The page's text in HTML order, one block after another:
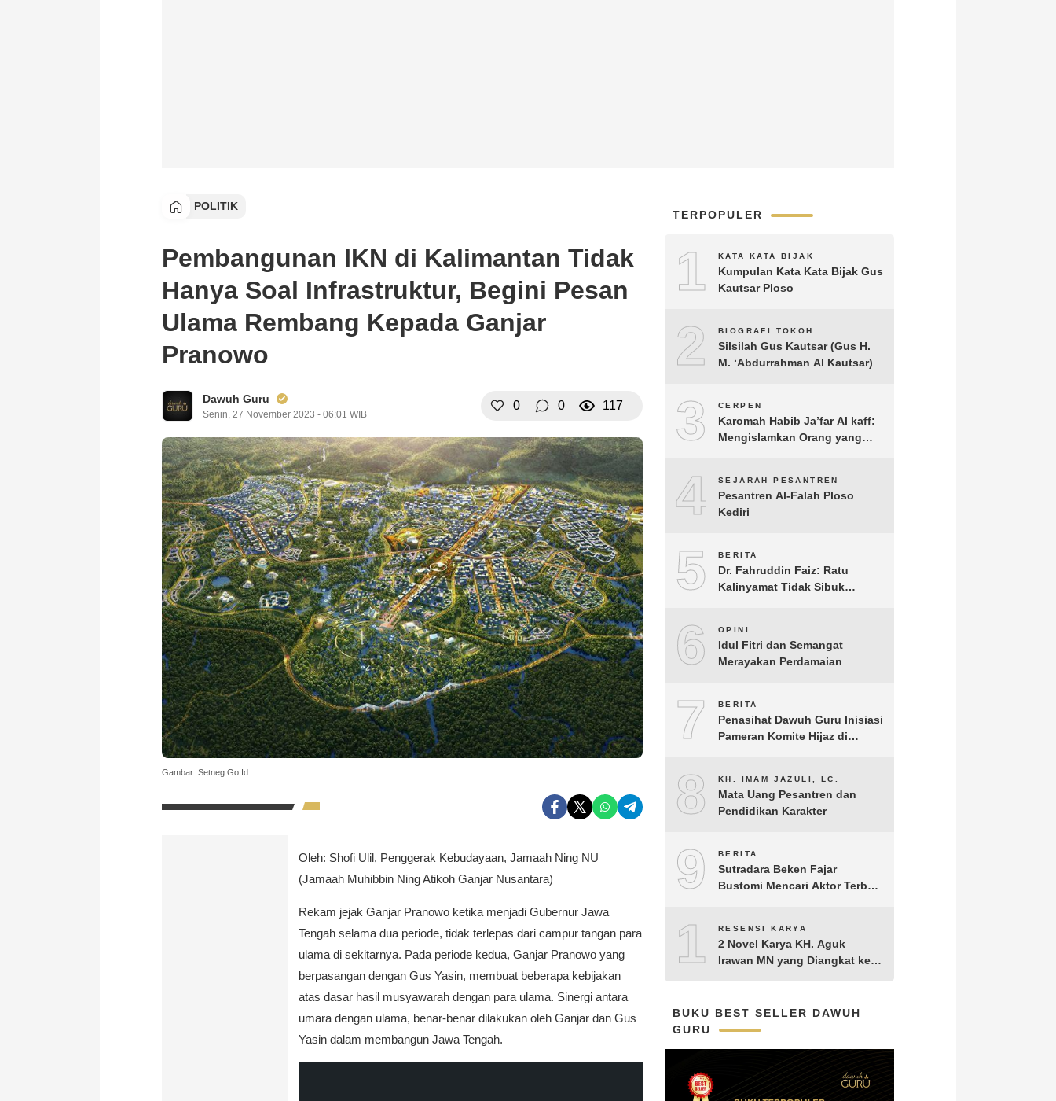
POLITIK
Pembangunan IKN di Kalimantan Tidak
Hanya Soal Infrastruktur, Begini Pesan
Ulama Rembang Kepada Ganjar
Pranowo
Dawuh Guru
Senin, 27 November 2023 - 06:01 WIB
0 0 117
Gambar: Setneg Go Id
Oleh: Shofi Ulil, Penggerak Kebudayaan, Jamaah Ning NU
(Jamaah Muhibbin Ning Atikoh Ganjar Nusantara)
Rekam jejak Ganjar Pranowo ketika menjadi Gubernur Jawa
Tengah selama dua periode, tidak terlepas dari campur tangan para
ulama di sekitarnya. Pada periode kedua, Ganjar Pranowo yang
berpasangan dengan Gus Yasin, membuat beberapa kebijakan
atas dasar hasil musyawarah dengan para ulama. Sinergi antara
umara dengan ulama, benar-benar dilakukan oleh Ganjar dan Gus
Yasin dalam membangun Jawa Tengah.
TERPOPULER
1 KATA KATA BIJAK
Kumpulan Kata Kata Bijak Gus
Kautsar Ploso
2 BIOGRAFI TOKOH
Silsilah Gus Kautsar (Gus H.
M. ‘Abdurrahman Al Kautsar)
3 CERPEN
Karomah Habib Ja’far Al kaff:
Mengislamkan Orang yang
4 SEJARAH PESANTREN
Pesantren Al-Falah Ploso
Kediri
5 BERITA
Dr. Fahruddin Faiz: Ratu
Kalinyamat Tidak Sibuk
Perekonomian Rakyatnya
6 OPINI
Idul Fitri dan Semangat
Merayakan Perdamaian
7 BERITA
Penasihat Dawuh Guru Inisiasi
Pameran Komite Hijaz di
8 KH. IMAM JAZULI, LC.
Mata Uang Pesantren dan
Pendidikan Karakter
9 BERITA
Sutradara Beken Fajar
Bustomi Mencari Aktor Terbaik
KH. Hasyim Asy’ari karya KH.
Aguk Irawan MN
10RESENSI KARYA
2 Novel Karya KH. Aguk
Irawan MN yang Diangkat ke
BUKU BEST SELLER DAWUH
GURU